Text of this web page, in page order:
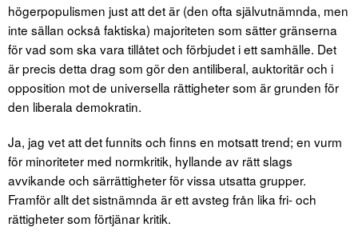
högerpopulismen just att det är (den ofta självutnämnda, men
inte sällan också faktiska) majoriteten som sätter gränserna
för vad som ska vara tillåtet och förbjudet i ett samhälle. Det
är precis detta drag som gör den antiliberal, auktoritär och i
opposition mot de universella rättigheter som är grunden för
den liberala demokratin.
Ja, jag vet att det funnits och finns en motsatt trend; en vurm
för minoriteter med normkritik, hyllande av rätt slags
avvikande och särrättigheter för vissa utsatta grupper.
Framför allt det sistnämnda är ett avsteg från lika fri- och
rättigheter som förtjänar kritik.